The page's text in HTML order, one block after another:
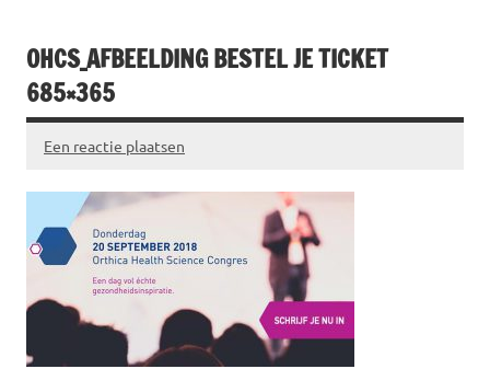
OHCS_AFBEELDING BESTEL JE TICKET
685×365
Een reactie plaatsen